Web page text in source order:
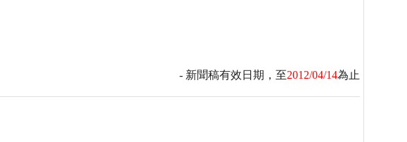
- 新聞稿有效日期，至2012/04/14為止